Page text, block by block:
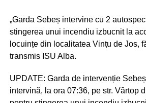
„Garda Sebeș intervine cu 2
stingerea unui incendiu izbucnit la
locuințe din localitatea Vințu de Jos,
transmis ISU Alba.
UPDATE: Garda de intervenție
intervină, la ora 07:36, pe str. Vârtop